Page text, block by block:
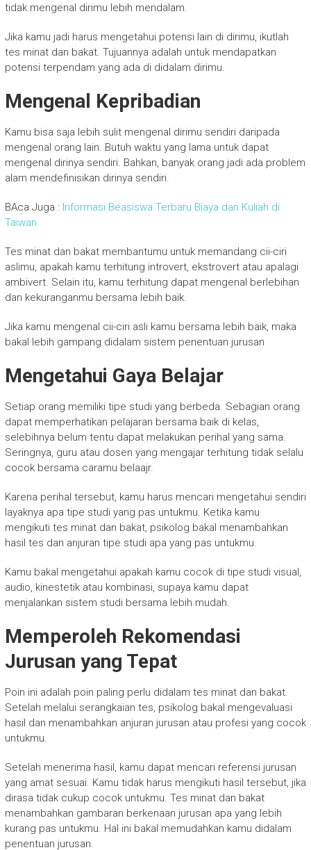
tidak mengenal dirimu lebih mendalam.
Jika kamu jadi harus mengetahui potensi lain di dirimu, ikutlah
tes minat dan bakat. Tujuannya adalah untuk mendapatkan
potensi terpendam yang ada di didalam dirimu.
Mengenal Kepribadian
Kamu bisa saja lebih sulit mengenal dirimu sendiri daripada
mengenal orang lain. Butuh waktu yang lama untuk dapat
mengenal dirinya sendiri. Bahkan, banyak orang jadi ada problem
alam mendefinisikan dirinya sendiri.
BAca Juga : Informasi Beasiswa Terbaru Biaya dan Kuliah di
Taiwan
Tes minat dan bakat membantumu untuk memandang cii-ciri
aslimu, apakah kamu terhitung introvert, ekstrovert atau apalagi
ambivert. Selain itu, kamu terhitung dapat mengenal berlebihan
dan kekuranganmu bersama lebih baik.
Jika kamu mengenal cii-ciri asli kamu bersama lebih baik, maka
bakal lebih gampang didalam sistem penentuan jurusan
Mengetahui Gaya Belajar
Setiap orang memiliki tipe studi yang berbeda. Sebagian orang
dapat memperhatikan pelajaran bersama baik di kelas,
selebihnya belum tentu dapat melakukan perihal yang sama.
Seringnya, guru atau dosen yang mengajar terhitung tidak selalu
cocok bersama caramu belaajr.
Karena perihal tersebut, kamu harus mencari mengetahui sendiri
layaknya apa tipe studi yang pas untukmu. Ketika kamu
mengikuti tes minat dan bakat, psikolog bakal menambahkan
hasil tes dan anjuran tipe studi apa yang pas untukmu.
Kamu bakal mengetahui apakah kamu cocok di tipe studi visual,
audio, kinestetik atau kombinasi, supaya kamu dapat
menjalankan sistem studi bersama lebih mudah.
Memperoleh Rekomendasi
Jurusan yang Tepat
Poin ini adalah poin paling perlu didalam tes minat dan bakat.
Setelah melalui serangkaian tes, psikolog bakal mengevaluasi
hasil dan menambahkan anjuran jurusan atau profesi yang cocok
untukmu.
Setelah menerima hasil, kamu dapat mencari referensi jurusan
yang amat sesuai. Kamu tidak harus mengikuti hasil tersebut, jika
dirasa tidak cukup cocok untukmu. Tes minat dan bakat
menambahkan gambaran berkenaan jurusan apa yang lebih
kurang pas untukmu. Hal ini bakal memudahkan kamu didalam
penentuan jurusan.